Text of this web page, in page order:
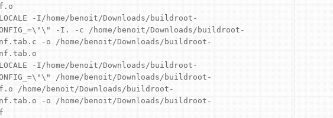
-I/home/benoit/Downloads/buildroot-
-I. -c /home/benoit/Downloads/buildroot-
-o /home/benoit/Downloads/buildroot-
-I/home/benoit/Downloads/buildroot-
/home/benoit/Downloads/buildroot-
/home/benoit/Downloads/buildroot-
-o /home/benoit/Downloads/buildroot-